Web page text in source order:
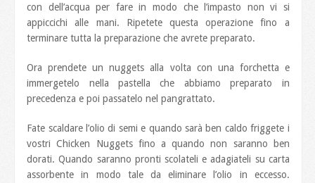
con dell’acqua per fare in modo che l’impasto non vi si
appiccichi alle mani. Ripetete questa operazione fino a
terminare tutta la preparazione che avrete preparato.
Ora prendete un nuggets alla volta con una forchetta e
immergetelo nella pastella che abbiamo preparato in
precedenza e poi passatelo nel pangrattato.
Fate scaldare l’olio di semi e quando sarà ben caldo friggete i
vostri Chicken Nuggets fino a quando non saranno ben
dorati. Quando saranno pronti scolateli e adagiateli su carta
assorbente in modo tale da eliminare l’olio in eccesso.